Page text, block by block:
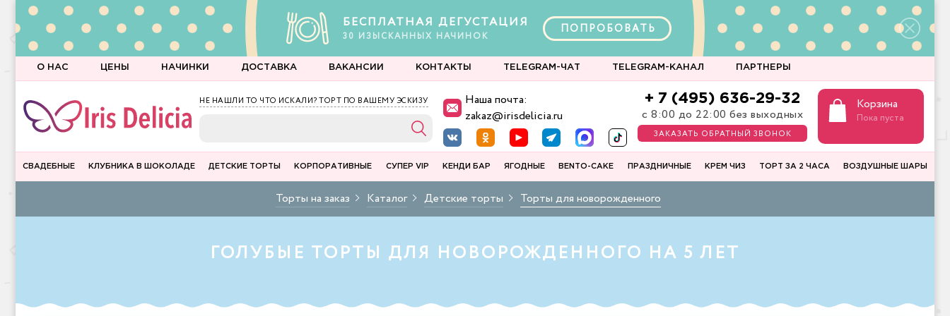
БЕСПЛАТНАЯ ДЕГУСТАЦИЯ
30 ИЗЫСКАННЫХ НАЧИНОК
ПОПРОБОВАТЬ
О НАС ЦЕНЫ НАЧИНКИ ДОСТАВКА ВАКАНСИИ КОНТАКТЫ TELEGRAM-ЧАТ TELEGRAM-КАНАЛ ПАРТНЕРЫ
НЕ НАШЛИ ТО ЧТО ИСКАЛИ? ТОРТ ПО ВАШЕМУ ЭСКИЗУ
Наша почта:
zakaz@irisdelicia.ru
+ 7 (495) 636-29-32
с 8:00 до 22:00 без выходных
ЗАКАЗАТЬ ОБРАТНЫЙ ЗВОНОК
Корзина
Пока пуста
СВАДЕБНЫЕ КЛУБНИКА В ШОКОЛАДЕ ДЕТСКИЕ ТОРТЫ КОРПОРАТИВНЫЕ СУПЕР VIP КЕНДИ БАР ЯГОДНЫЕ BENTO-CAKE ПРАЗДНИЧНЫЕ КРЕМ ЧИЗ ТОРТ ЗА 2 ЧАСА ВОЗДУШНЫЕ ШАРЫ
Торты на заказ Каталог Детские торты Торты для новорожденного
ГОЛУБЫЕ ТОРТЫ ДЛЯ НОВОРОЖДЕННОГО НА 5 ЛЕТ